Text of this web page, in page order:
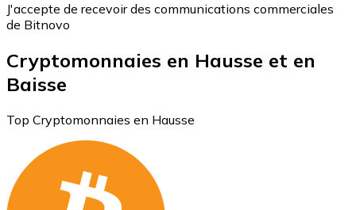
J'accepte de recevoir des communications commerciales
de Bitnovo
Cryptomonnaies en Hausse et en
Baisse
Top Cryptomonnaies en Hausse